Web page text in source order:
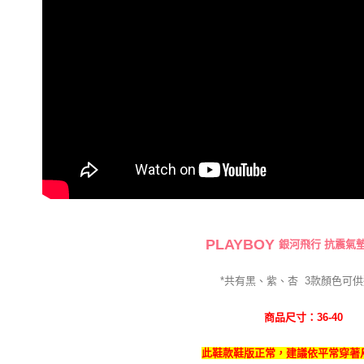
PLAYBOY 銀河飛行 抗震氣
*共有黑、紫、杏3款顏色可
商品尺寸：36-40
此鞋款鞋版正常，建議依平常穿著